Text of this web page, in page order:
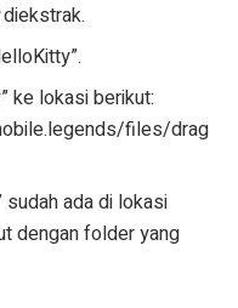
diekstrak.
ke lokasi berikut:
files/drag
ada di lokasi
dengan folder yang